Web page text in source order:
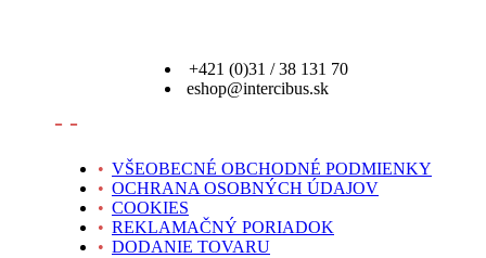
+421 (0)31 / 38 131 70
eshop@intercibus.sk
- -
• VŠEOBECNÉ OBCHODNÉ PODMIENKY
• OCHRANA OSOBNÝCH ÚDAJOV
• COOKIES
• REKLAMAČNÝ PORIADOK
• DODANIE TOVARU